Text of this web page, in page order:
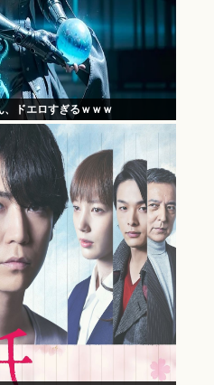
、ドエロすぎるｗｗｗ